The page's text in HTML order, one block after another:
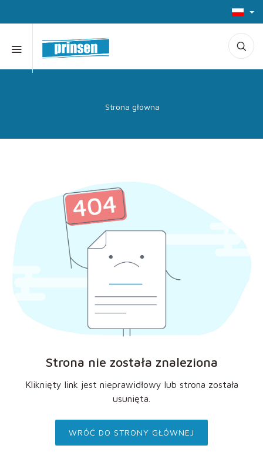
Strona główna
Strona nie została znaleziona
Kliknięty link jest nieprawidłowy lub strona została
usunięta.
WRÓĆ DO STRONY GŁÓWNEJ